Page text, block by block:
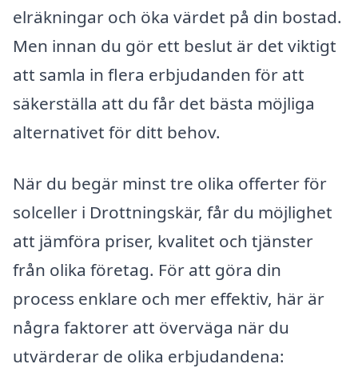
elräkningar och öka värdet på din bostad.
Men innan du gör ett beslut är det viktigt
att samla in flera erbjudanden för att
säkerställa att du får det bästa möjliga
alternativet för ditt behov.
När du begär minst tre olika offerter för
solceller i Drottningskär, får du möjlighet
att jämföra priser, kvalitet och tjänster
från olika företag. För att göra din
process enklare och mer effektiv, här är
några faktorer att överväga när du
utvärderar de olika erbjudandena: